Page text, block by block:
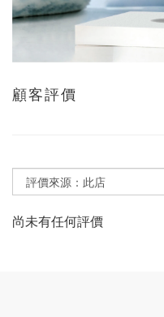
顧客評價
尚未有任何評價